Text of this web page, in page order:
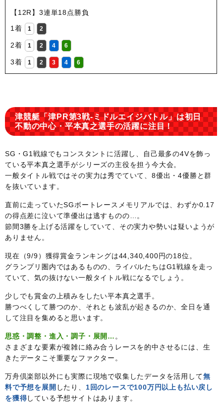
【12R】3連単18点勝負
1着
1 2
2着 1 2 4 6
3着 1 2 3 4 6
津競艇「津PR第3戦-ミドルエイジバトル」は初日
不動の中心・平本真之選手の活躍に注目！
SG・G1戦線でもコンスタントに活躍し、自己最多の4Vを飾っ
ている平本真之選手がシリーズの主役を担う今大会。
一般タイトル戦ではその実力は秀でていて、8優出・4優勝と群
を抜いています。
直前に走っていたSGボートレースメモリアルでは、わずか0.17
の得点差に泣いて準優出は逃すものの…。
節間3勝を上げる活躍をしていて、その実力や勢いは疑いようが
ありません。
現在（9/9）獲得賞金ランキングは44,340,400円の18位。
グランプリ圏内ではあるものの、ライバルたちはG1戦線を走っ
ていて、気の抜けない一般タイトル戦になるでしょう。
少しでも賞金の上積みをしたい平本真之選手。
勝つべくして勝つのか、それとも波乱が起きるのか、全日を通
して注目を集めると思います。
思惑・調整・進入・調子・展開… 。
さまざまな要素が複雑に絡み合うレースを的中させるには、生
きたデータこそ重要なファクター。
万舟倶楽部以外にも実際に現地で収集したデータを活用して無
料で予想を展開 したり、 1回のレースで100万円以上も払い戻し
を獲得している予想サイトはあります。